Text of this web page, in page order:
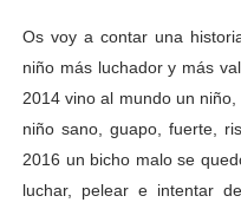
Os voy a contar una
niño más luchador y más
2014 vino al mundo un
niño sano, guapo, fuerte,
2016 un bicho malo se
luchar, pelear e intentar